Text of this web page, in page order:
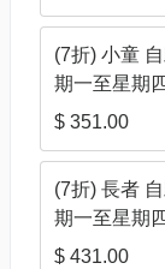
(7折) 小童
期一至星期
$ 351.00
(7折) 長者
期一至星期
$ 431.00